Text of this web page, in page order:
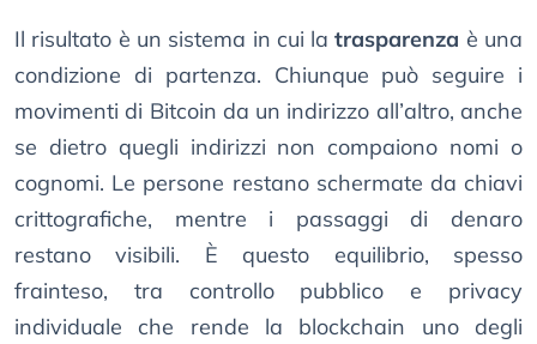
Il risultato è un sistema in cui latrasparenza è una
condizione di partenza. Chiunque può seguire i
movimenti di Bitcoin da un indirizzo all’altro, anche
se dietro quegli indirizzi non compaiono nomi o
cognomi. Le persone restano schermate da chiavi
crittografiche, mentre i passaggi di denaro
restano visibili. È questo equilibrio, spesso
frainteso, tra controllo pubblico e privacy
individuale che rende la blockchain uno degli